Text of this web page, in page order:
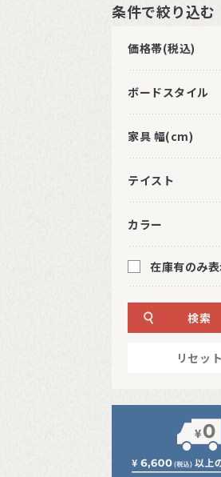
条件で絞り込む
価格帯(税込)
ボードスタイル
家具 幅(cm)
テイスト
カラー
在庫有のみ
検索
リセット